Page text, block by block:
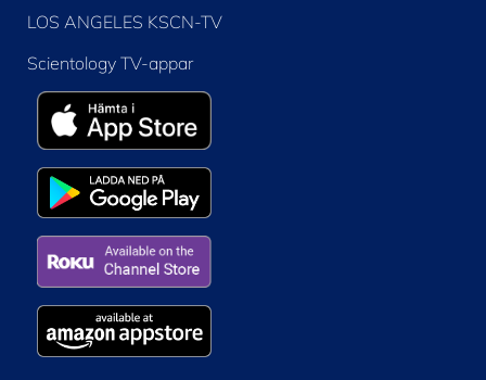
LOS ANGELES KSCN-TV
Scientology TV-appar